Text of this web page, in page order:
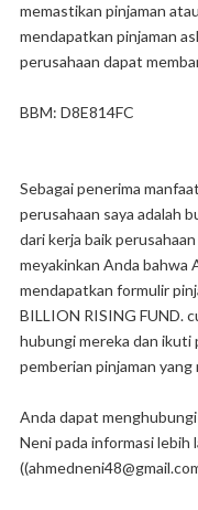
memastikan pinjaman
mendapatkan pinjaman
perusahaan dapat
BBM: D8E814FC
Sebagai penerima
perusahaan saya adalah
dari kerja baik perusahaan
meyakinkan Anda bahwa
mendapatkan formulir
BILLION RISING FUND.
hubungi mereka dan ikuti
pemberian pinjaman yang
Anda dapat
Neni pada informasi lebih